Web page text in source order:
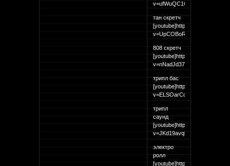
v=ufWuQC1CEZk[/youtube]
тан скретч
[youtube]http://
v=UpCOBoR6X8k[/youtube]
808 скретч
[youtube]http://
v=nNadJd376EM[/youtube]
трипл бас
[youtube]http://
v=ELSOarCos58[/youtube]
трипл
саунд
[youtube]http://
v=JKd19avqbck[/youtube]
электро
ролл
[youtube]http://